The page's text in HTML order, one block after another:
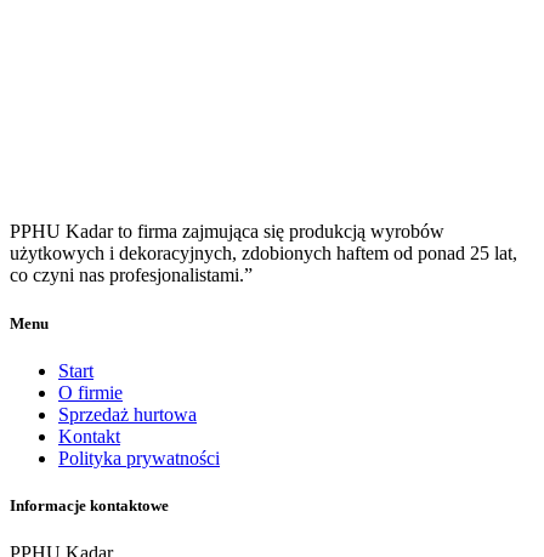
PPHU Kadar to firma zajmująca się produkcją wyrobów
użytkowych i dekoracyjnych, zdobionych haftem od ponad 25 lat,
co czyni nas profesjonalistami.”
Menu
Start
O firmie
Sprzedaż hurtowa
Kontakt
Polityka prywatności
Informacje kontaktowe
PPHU Kadar